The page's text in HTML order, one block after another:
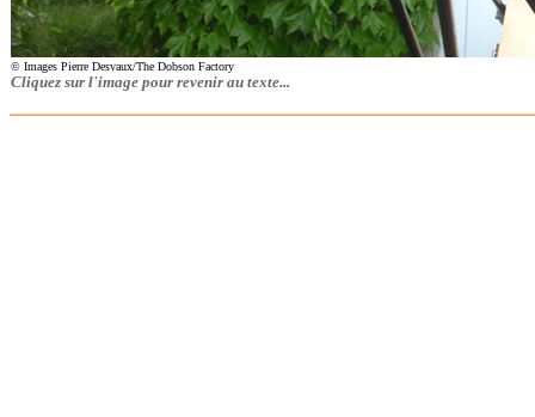
© Images Pierre Desvaux/The Dobson Factory
Cliquez sur l'image pour revenir au texte...